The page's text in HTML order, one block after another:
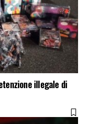
illegale di